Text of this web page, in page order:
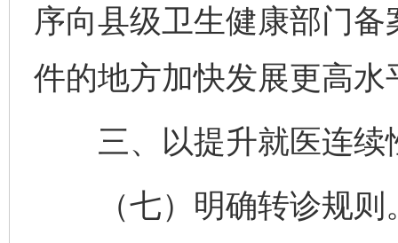
序向县级卫生健康部门
件的地方加快发展更高
三、以提升就医连续
（七）明确转诊规则